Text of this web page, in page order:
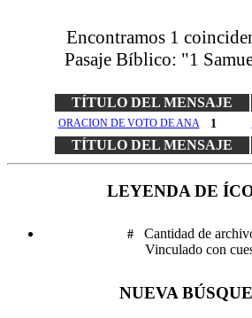
Encontramos 1
Pasaje Bíblico: "1
TÍTULO DEL MENSAJE
ORACION DE VOTO DE ANA 1
TÍTULO DEL MENSAJE
LEYENDA DE
#
Cantidad de
Vinculado con
NUEVA